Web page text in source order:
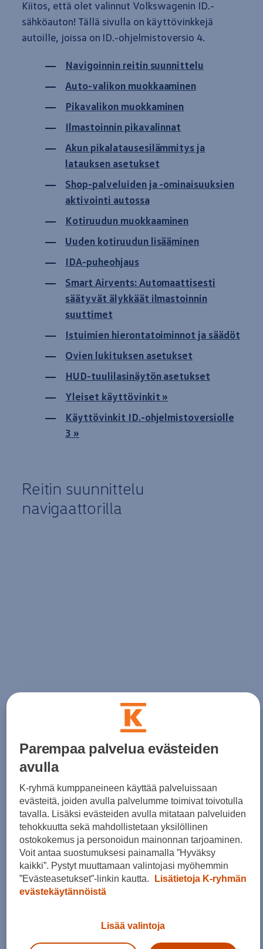
Sähköautot ja hybridit
Huolto ja palvelut
Varaa huolto verkossa
Volkswagen-huolto ja vauriokorjaus
Huolenpitosopimus
Ohjelmistot ja päivitykset
Renkaat ja vanteet
Ajotietopalvelut Basic ja Fleet
Auton osien kierrätys
Digitaaliset lisäpalvelut
Löydä palveluita mallillesi
Matkapuhelimen ja ajoneuvon yhdistäminen
Päivitykset ohjelmistoihin, karttoihin ja
Volkswagen-sovellukset, kirjautuminen ja
Käyttöohjekirjat ja käyttövinkit
myVolkswagen
Volkswagen-tietoa
Usein kysyttyä
Uutiset
Tilaa vaatimuksenmukaisuustodistus
Sponsorointi ja jalkapallo
Volkswagen-tarinat
WLTP-kulutusmittaus
Yhteystiedot ja jälleenmyyjät
Kiitos, että olet valinnut Volkswagenin ID.-
sähköauton! Tällä sivulla on käyttövinkkejä
autoille, joissa on ID.-ohjelmistoversio 4.
Navigoinnin reitin suunnittelu
Auto-valikon muokkaaminen
Pikavalikon muokkaminen
Ilmastoinnin pikavalinnat
Akun pika­lataus­esilämmitys ja
latauksen asetukset
Shop-palveluiden ja -ominaisuuksien
aktivointi autossa
Kotiruudun muokkaaminen
Uuden kotiruudun lisääminen
IDA-puhe­ohjaus
Smart Airvents: Automaattisesti
säätyvät älykkäät ilmastoinnin
suuttimet
Istuimien hierontatoiminnot ja säädöt
Ovien lukituksen asetukset
HUD-tuulilasinäytön asetukset
Yleiset käyttövinkit »
Käyttövinkit ID.-ohjelmistoversiolle
3 »
Reitin suunnittelu
navigaattorilla
Parempaa palvelua evästeiden
avulla
K-ryhmä kumppaneineen käyttää palveluissaan
evästeitä, joiden avulla palvelumme toimivat toivotulla
tavalla. Lisäksi evästeiden avulla mitataan palveluiden
tehokkuutta sekä mahdollistetaan yksilöllinen
ostokokemus ja personoidun mainonnan tarjoaminen.
Voit antaa suostumuksesi painamalla ”Hyväksy
kaikki”. Pystyt muuttamaan valintojasi myöhemmin
”Evästeasetukset”-linkin kautta.
Lisätietoja K-ryhmän
evästekäytännöistä
Lisää valintoja